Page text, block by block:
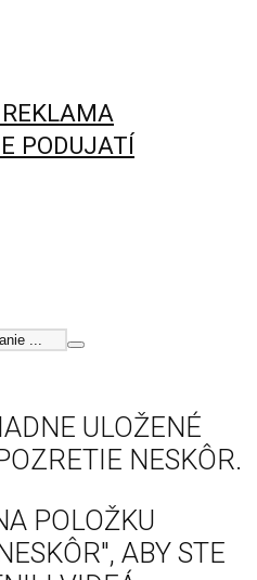
PODUJATÍ
ULOŽENÉ
NESKÔR.
POLOŽKU
ABY STE